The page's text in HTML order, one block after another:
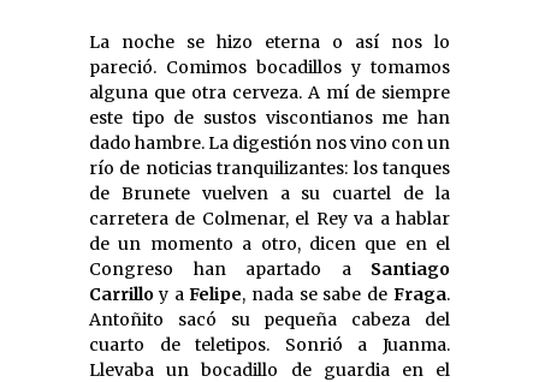
La noche se hizo eterna o así nos lo
pareció. Comimos bocadillos y tomamos
alguna que otra cerveza. A mí de siempre
este tipo de sustos viscontianos me han
dado hambre. La digestión nos vino con un
río de noticias tranquilizantes: los tanques
de Brunete vuelven a su cuartel de la
carretera de Colmenar, el Rey va a hablar
de un momento a otro, dicen que en el
Congreso han apartado a Santiago
Carrilloy a Felipe, nada se sabe de Fraga.
Antoñito sacó su pequeña cabeza del
cuarto de teletipos. Sonrió a Juanma.
Llevaba un bocadillo de guardia en el